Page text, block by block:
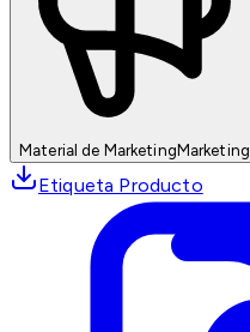
Material de MarketingMarketing
Etiqueta Producto